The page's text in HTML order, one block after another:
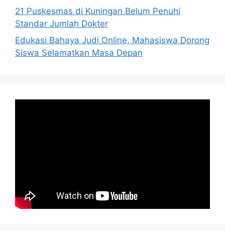
21 Puskesmas di Kuningan Belum Penuhi
Standar Jumlah Dokter
Edukasi Bahaya Judi Online, Mahasiswa Dorong
Siswa Selamatkan Masa Depan